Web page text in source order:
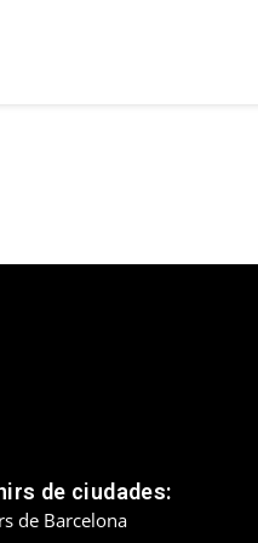
de ciudades:
de Barcelona